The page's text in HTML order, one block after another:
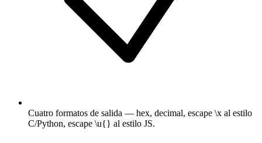
Cuatro formatos de salida — hex, decimal, escape \x al estilo
C/Python, escape \u{} al estilo JS.